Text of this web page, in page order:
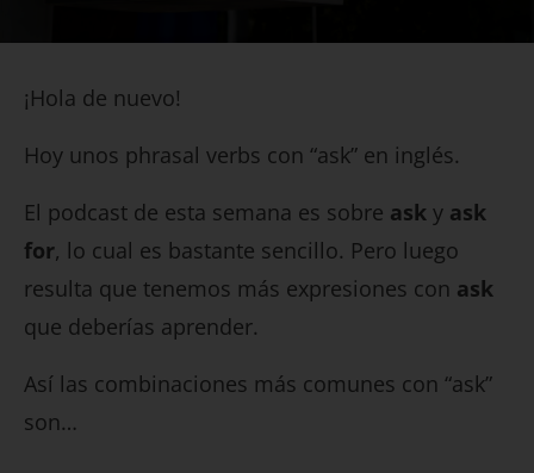
¡Hola de nuevo!
Hoy unos phrasal verbs con “ask” en inglés.
El podcast de esta semana es sobre ask y ask
for, lo cual es bastante sencillo. Pero luego
resulta que tenemos más expresiones con ask
que deberías aprender.
Así las combinaciones más comunes con “ask”
son…